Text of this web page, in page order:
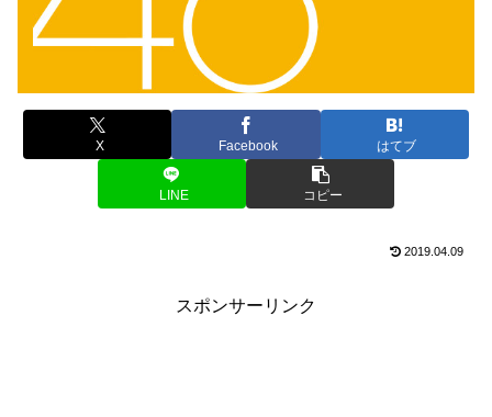
X Facebook はてブ
LINE コピー
2019.04.09
スポンサーリンク